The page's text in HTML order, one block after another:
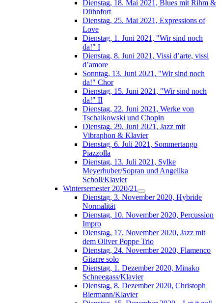
Dienstag, 18. Mai 2021, Blues mit Rihm &
Dühnfort
Dienstag, 25. Mai 2021, Expressions of
Love
Dienstag, 1. Juni 2021, "Wir sind noch
da!" I
Dienstag, 8. Juni 2021, Vissi d’arte, vissi
d’amore
Sonntag, 13. Juni 2021, "Wir sind noch
da!" Chor
Dienstag, 15. Juni 2021, "Wir sind noch
da!" II
Dienstag, 22. Juni 2021, Werke von
Tschaikowski und Chopin
Dienstag, 29. Juni 2021, Jazz mit
Vibraphon & Klavier
Dienstag, 6. Juli 2021, Sommertango
Piazzolla
Dienstag, 13. Juli 2021, Sylke
Meyerhuber/Sopran und Angelika
Scholl/Klavier
Wintersemester 2020/21
Dienstag, 3. November 2020, Hybride
Normalität
Dienstag, 10. November 2020, Percussion
Impro
Dienstag, 17. November 2020, Jazz mit
dem Oliver Poppe Trio
Dienstag, 24. November 2020, Flamenco
Gitarre solo
Dienstag, 1. Dezember 2020, Minako
Schneegass/Klavier
Dienstag, 8. Dezember 2020, Christoph
Biermann/Klavier